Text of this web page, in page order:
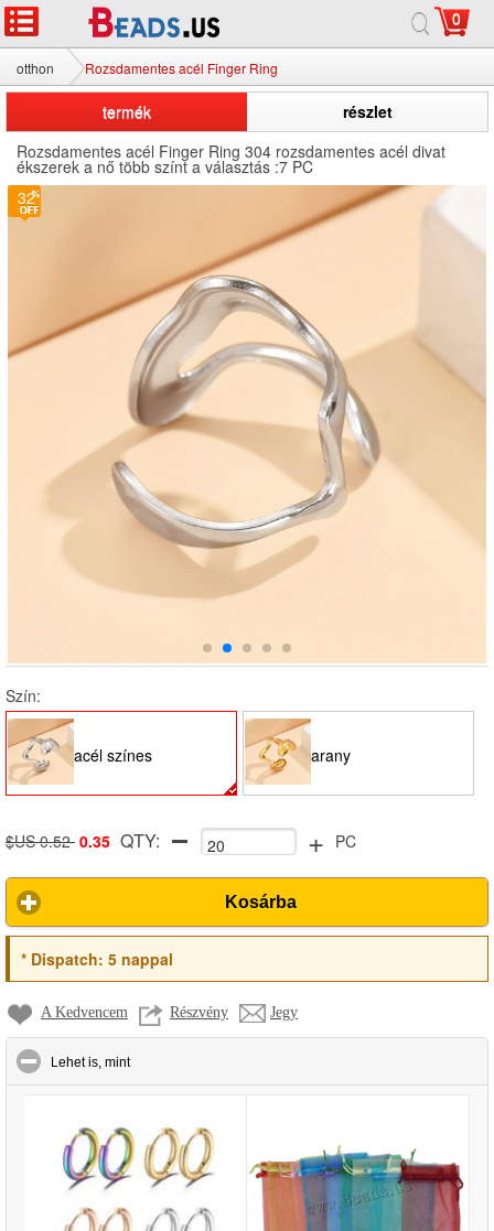
0
otthon Rozsdamentes acél Finger Ring
termék
részlet
Rozsdamentes acél Finger Ring 304 rozsdamentes acél divat
ékszerek a nő több színt a választás :7 PC
Szín:
acél színes arany
$US 0.52 0.35 QTY: + PC
Kosárba
*Dispatch: 5 nappal
A Kedvencem Részvény Jegy
Lehet is, mintclick to collapse contents